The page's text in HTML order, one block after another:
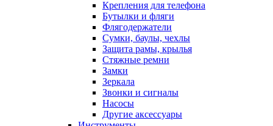
Крепления для телефона
Бутылки и фляги
Флягодержатели
Сумки, баулы, чехлы
Защита рамы, крылья
Стяжные ремни
Замки
Зеркала
Звонки и сигналы
Насосы
Другие аксессуары